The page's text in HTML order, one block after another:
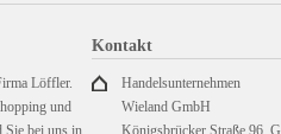
Löffler.
und
Sie bei uns in
Kontakt
Handelsunternehmen
Wieland GmbH
Königsbrücker Straße 96,